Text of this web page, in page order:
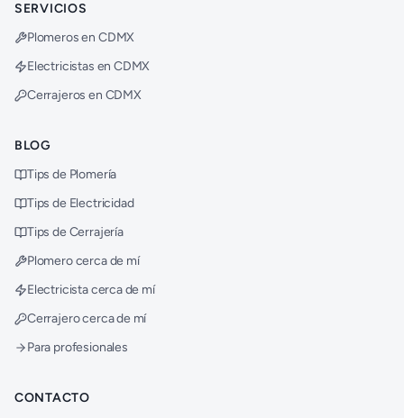
SERVICIOS
Plomeros en CDMX
Electricistas en CDMX
Cerrajeros en CDMX
BLOG
Tips de Plomería
Tips de Electricidad
Tips de Cerrajería
Plomero cerca de mí
Electricista cerca de mí
Cerrajero cerca de mí
Para profesionales
CONTACTO